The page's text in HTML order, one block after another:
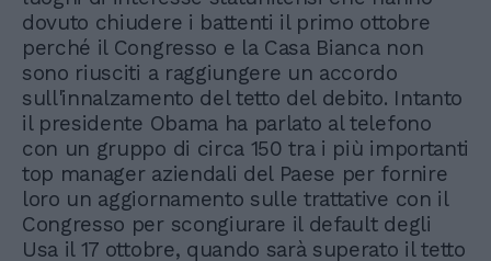
dovuto chiudere i battenti il primo ottobre
perché il Congresso e la Casa Bianca non
sono riusciti a raggiungere un accordo
sull'innalzamento del tetto del debito. Intanto
il presidente Obama ha parlato al telefono
con un gruppo di circa 150 tra i più importanti
top manager aziendali del Paese per fornire
loro un aggiornamento sulle trattative con il
Congresso per scongiurare il default degli
Usa il 17 ottobre, quando sarà superato il tetto